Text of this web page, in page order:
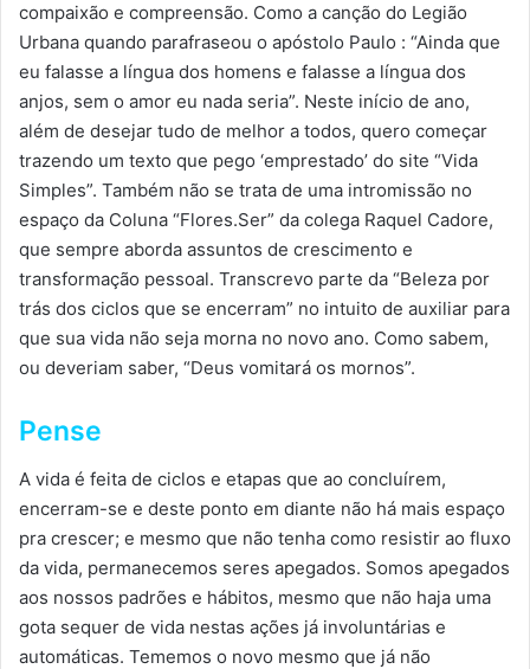
compaixão e compreensão. Como a canção do Legião
Urbana quando parafraseou o apóstolo Paulo : “Ainda que
eu falasse a língua dos homens e falasse a língua dos
anjos, sem o amor eu nada seria”. Neste início de ano,
além de desejar tudo de melhor a todos, quero começar
trazendo um texto que pego ‘emprestado’ do site “Vida
Simples”. Também não se trata de uma intromissão no
espaço da Coluna “Flores.Ser” da colega Raquel Cadore,
que sempre aborda assuntos de crescimento e
transformação pessoal. Transcrevo parte da “Beleza por
trás dos ciclos que se encerram” no intuito de auxiliar para
que sua vida não seja morna no novo ano. Como sabem,
ou deveriam saber, “Deus vomitará os mornos”.
Pense
A vida é feita de ciclos e etapas que ao concluírem,
encerram-se e deste ponto em diante não há mais espaço
pra crescer; e mesmo que não tenha como resistir ao fluxo
da vida, permanecemos seres apegados. Somos apegados
aos nossos padrões e hábitos, mesmo que não haja uma
gota sequer de vida nestas ações já involuntárias e
automáticas. Tememos o novo mesmo que já não